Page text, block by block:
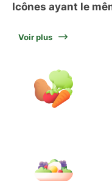
Icônes ayant le
Voir plus